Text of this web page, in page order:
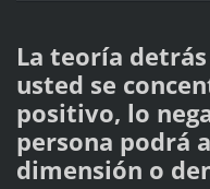
La teoría
usted se
positivo, lo
persona podrá
dimensión o